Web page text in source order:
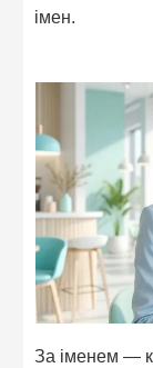
імен.
За іменем —